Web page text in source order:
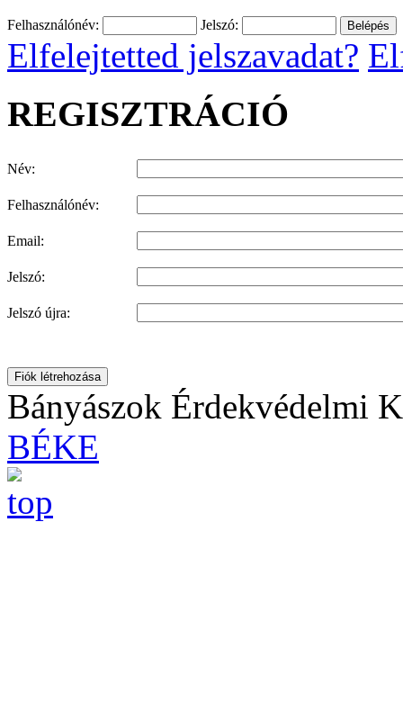
Felhasználónév: Jelszó:
Elfelejtetted jelszavadat?
REGISZTRÁCIÓ
Név:
Felhasználónév:
Email:
Jelszó:
Jelszó újra:
Fiók létrehozása
Bányászok Érdekvédelmi
BÉKE